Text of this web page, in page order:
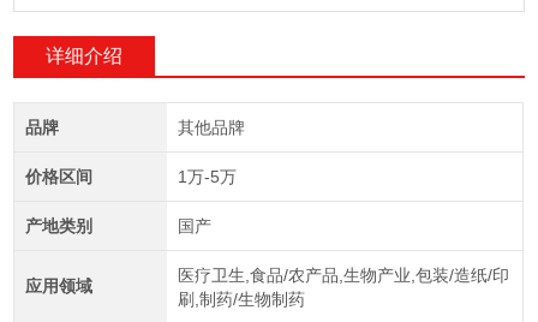
详细介绍
品牌 其他品牌
价格区间 1万-5万
产地类别 国产
应用领域
医疗卫生,食品/农产品,生物产业,包装/造纸/印
刷,制药/生物制药